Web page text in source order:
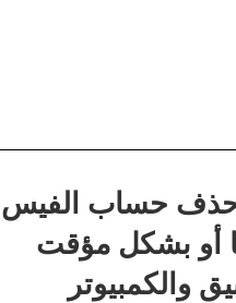
حساب الفيس
أو بشكل مؤقت
والكمبيوتر